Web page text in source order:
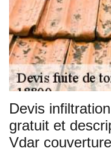
Devis
gratuit et
Vdar couverture